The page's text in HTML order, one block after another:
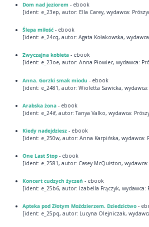
Dom nad jeziorem - ebook
[ident: e_23ep, autor: Ella Carey, wydawca:
Ślepa miłość- ebook
[ident: e_24cq, autor: Agata Kołakowska,
Zwyczajna kobieta- ebook
[ident: e_23oe, autor: Anna Płowiec, wydawca:
Anna. Gorzki smak miodu - ebook
[ident: e_2481, autor: Wioletta Sawicka,
Arabska żona- ebook
[ident: e_24if, autor: Tanya Valko, wydawca:
Kiedy nadejdziesz- ebook
[ident: e_250w, autor: Anna Karpińska, wydawca:
One Last Stop- ebook
[ident: e_2581, autor: Casey McQuiston,
Koncert cudzych życzeń - ebook
[ident: e_25b6, autor: Izabella Frączyk, wydawca:
Apteka pod Złotym Moździerzem. Dziedzictwo-
[ident: e_25pq, autor: Lucyna Olejniczak,